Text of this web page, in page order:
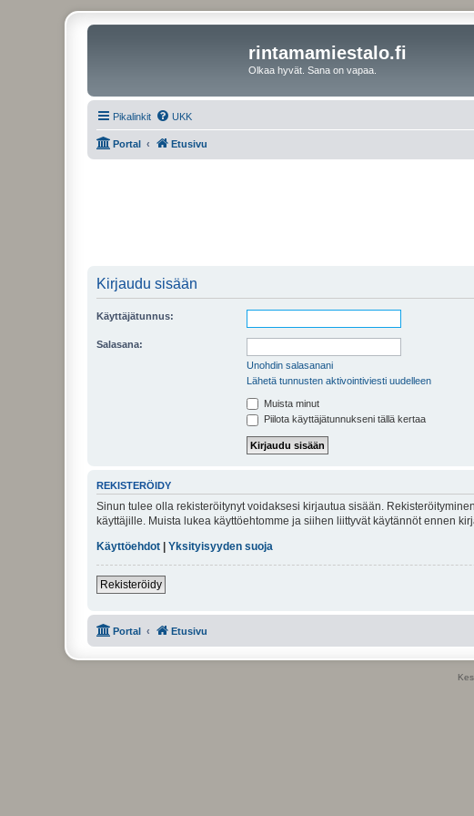
rintamamiestalo.fi
Olkaa hyvät. Sana on vapaa.
Pikalinkit UKK
Portal Etusivu
Kirjaudu sisään
Käyttäjätunnus:
Salasana:
Unohdin salasanani
Lähetä tunnusten aktivointiviesti uudelleen
Muista minut
Piilota käyttäjätunnukseni tällä kertaa
REKISTERÖIDY
Sinun tulee olla rekisteröitynyt voidaksesi kirjautua sisään.
käyttäjille. Muista lukea käyttöehtomme ja siihen liittyvät käytännöt ennen
Käyttöehdot
Yksityisyyden suoja
Rekisteröidy
Portal Etusivu